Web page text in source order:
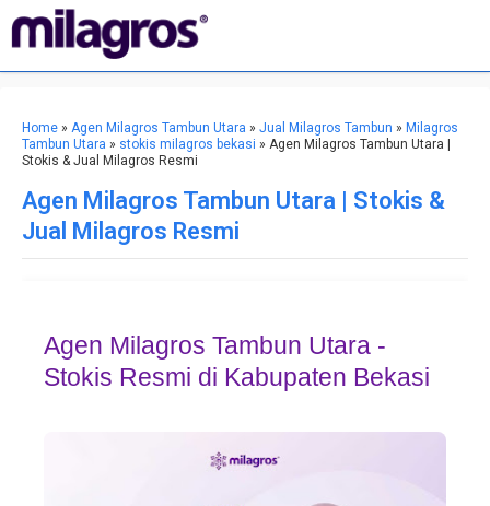
Home » Agen Milagros Tambun Utara » Jual Milagros Tambun » Milagros
Tambun Utara » stokis milagros bekasi » Agen Milagros Tambun Utara |
Stokis & Jual Milagros Resmi
Agen Milagros Tambun Utara | Stokis &
Jual Milagros Resmi
Agen Milagros Tambun Utara -
Stokis Resmi di Kabupaten Bekasi